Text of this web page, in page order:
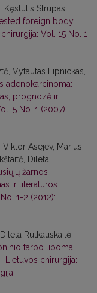
Strupas,
foreign body
chirurgija: Vol. 15 No. 1
Vytautas Lipnickas,
adenokarcinoma:
prognozė ir
5 No. 1 (2007):
Asejev, Marius
Dileta
žarnos
ir literatūros
1-2 (2012):
Rutkauskaitė,
tarpo lipoma:
Lietuvos chirurgija: